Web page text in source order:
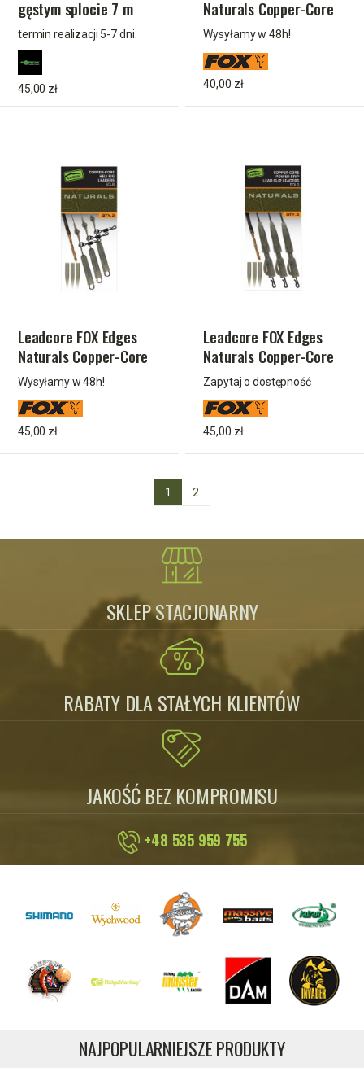
gęstym splocie 7 m
weed
termin realizacji 5-7 dni.
45,00 zł
Naturals Copper-Core
Leaders x3
Wysyłamy w 48h!
40,00 zł
Leadcore FOX Edges
Naturals Copper-Core
Heli Rig Leaders x3
Wysyłamy w 48h!
45,00 zł
Leadcore FOX Edges
Naturals Copper-Core
Power Grip Lead Clip
Leaders x3
Zapytaj o dostępność
45,00 zł
1 2
SKLEP STACJONARNY
RABATY DLA STAŁYCH KLIENTÓW
JAKOŚĆ BEZ KOMPROMISU
+48 535 959 755
NAJPOPULARNIEJSZE PRODUKTY